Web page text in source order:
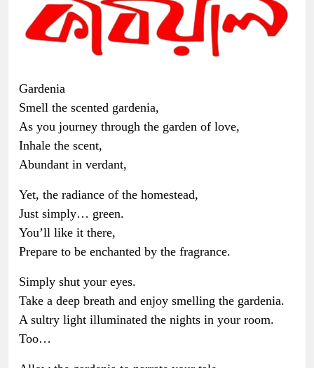
Gardenia
Smell the scented gardenia,
As you journey through the garden of love,
Inhale the scent,
Abundant in verdant,
Yet, the radiance of the homestead,
Just simply… green.
You’ll like it there,
Prepare to be enchanted by the fragrance.
Simply shut your eyes.
Take a deep breath and enjoy smelling the gardenia.
A sultry light illuminated the nights in your room.
Too…